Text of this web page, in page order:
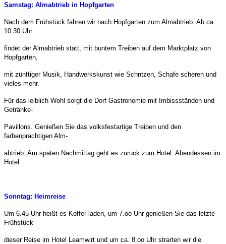
Samstag: Almabtrieb in Hopfgarten
Nach dem Frühstück fahren wir nach Hopfgarten zum Almabtrieb. Ab ca.
10.30 Uhr
findet der Almabtrieb statt, mit buntem Treiben auf dem Marktplatz von
Hopfgarten,
mit zünftiger Musik, Handwerkskunst wie Schntzen, Schafe scheren und
vieles mehr.
Für das leiblich Wohl sorgt die Dorf-Gastronomie mit Imbissständen und
Getränke-
Pavillons. Genießen Sie das volksfestartige Treiben und den
farbenprächtigen Alm-
abtrieb. Am späten Nachmittag geht es zurück zum Hotel. Abendessen im
Hotel.
Sonntag: Heimreise
Um 6.45 Uhr heißt es Koffer laden, um 7.oo Uhr genießen Sie das letzte
Frühstück
dieser Reise im Hotel Leamwirt und um ca. 8.oo Uhr strarten wir die